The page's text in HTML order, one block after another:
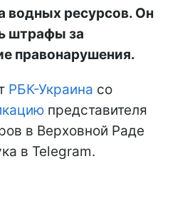
водных ресурсов. Он
штрафы за
правонарушения.
РБК-Украина со
представителя
в Верховной Раде
в Telegram.